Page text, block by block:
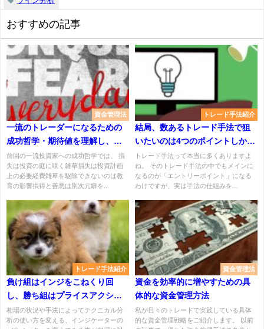
おすすめの記事
資金管理法
一流のトレーダーになるための
成功哲学・期待値を理解し、優
位性を活かせ！
前回の一流投資家への成功哲学では、 損
失は投資の庭に咲く雑草損失は投資計画
上の必要経費雑草を駆除できないのは教
育の影響損得と善悪は別次元癖を...
トレード手法紹介
結局、数あるトレード手法で狙
いたいのは4つのポイントしかな
い
トレード手法って本当に多くありますよ
ね。 そのトレード手法の中でもメインに
なるのが「エントリーポイント」になる
わけですが、実は手法の仕組みを...
トレード手法紹介
負け組はインジをこねくり回
し、勝ち組はプライスアクショ
ンを重視する
相場の状況や手法によってテクニカル分
析の使い方を変える、インジケーターの
資金管理法
資金を効率的に増やすための具
体的な資金管理方法
私が日々のトレードで実践している具体
的な資金管理戦略をご紹介します。 以前